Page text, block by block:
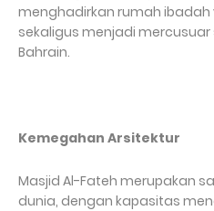
menghadirkan rumah ibadah
sekaligus menjadi
Bahrain.
Kemegahan Arsitektur
Masjid Al-Fateh merupakan
dunia, dengan kapasitas